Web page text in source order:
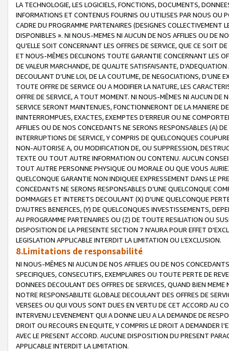
LA TECHNOLOGIE, LES LOGICIELS, FONCTIONS, DOCUMENTS,
INFORMATIONS ET CONTENUS FOURNIS OU UTILISES PAR NOUS OU
CADRE DU PROGRAMME PARTENAIRES (DESIGNES COLLECTIVEMENT
DISPONIBLES ». NI NOUS-MEMES NI AUCUN DE NOS AFFILIES OU DE
QU’ELLE SOIT CONCERNANT LES OFFRES DE SERVICE, QUE CE SOIT
ET NOUS-MÊMES DECLINONS TOUTE GARANTIE CONCERNANT LES
DE VALEUR MARCHANDE, DE QUALITE SATISFAISANTE,
DECOULANT D’UNE LOI, DE LA COUTUME, DE NEGOCIATIONS, D’UNE
TOUTE OFFRE DE SERVICE OU A MODIFIER LA NATURE, LES
OFFRE DE SERVICE, A TOUT MOMENT. NI NOUS-MÊMES NI AUCUN DE
SERVICE SERONT MAINTENUES, FONCTIONNERONT DE LA MANIERE
ININTERROMPUES, EXACTES, EXEMPTES D’ERREUR OU NE
AFFILIES OU DE NOS CONCEDANTS NE SERONS RESPONSABLES (A)
INTERRUPTIONS DE SERVICE, Y COMPRIS DE QUELCONQUES
NON-AUTORISE A, OU MODIFICATION DE, OU SUPPRESSION,
TEXTE OU TOUT AUTRE INFORMATION OU CONTENU. AUCUN
TOUT AUTRE PERSONNE PHYSIQUE OU MORALE OU QUE VOUS
QUELCONQUE GARANTIE NON INDIQUEE EXPRESSEMENT DANS LE
CONCEDANTS NE SERONS RESPONSABLES D’UNE QUELCONQUE
DOMMAGES ET INTERETS DECOULANT (X) D'UNE QUELCONQUE
D'AUTRES BENEFICES, (Y) DE QUELCONQUES INVESTISSEMENTS,
AU PROGRAMME PARTENAIRES OU (Z) DE TOUTE RESILIATION OU
DISPOSITION DE LA PRESENTE SECTION 7 N'AURA POUR EFFET
LEGISLATION APPLICABLE INTERDIT LA LIMITATION OU L’EXCLUSION.
8.Limitations de responsabilité
NI NOUS-MÊMES NI AUCUN DE NOS AFFILIES OU DE NOS
SPECIFIQUES, CONSECUTIFS, EXEMPLAIRES OU TOUTE PERTE DE
DONNEES DECOULANT DES OFFRES DE SERVICES, QUAND BIEN
NOTRE RESPONSABILITE GLOBALE DECOULANT DES OFFRES DE
VERSEES OU QUI VOUS SONT DUES EN VERTU DE CET ACCORD AU
INTERVENU L’EVENEMENT QUI A DONNE LIEU A LA DEMANDE DE
DROIT OU RECOURS EN EQUITE, Y COMPRIS LE DROIT A DEMANDER
AVEC LE PRESENT ACCORD. AUCUNE DISPOSITION DU PRESENT
APPLICABLE INTERDIT LA LIMITATION.